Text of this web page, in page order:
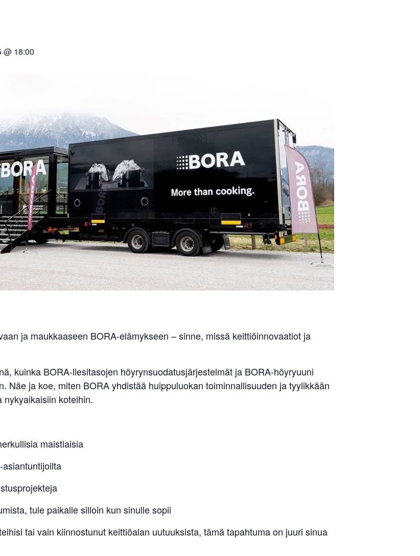
@ 18:00
ja maukkaaseen BORA-elämykseen – sinne, missä keittiöinnovaatiot ja
kuinka BORA-liesitasojen höyrynsuodatusjärjestelmät ja BORA-höyryuuni
Näe ja koe, miten BORA yhdistää huippuluokan toiminnallisuuden ja tyylikkään
koteihin.
maistiaisia
tule paikalle silloin kun sinulle sopii
tai vain kiinnostunut keittiöalan uutuuksista, tämä tapahtuma on juuri sinua